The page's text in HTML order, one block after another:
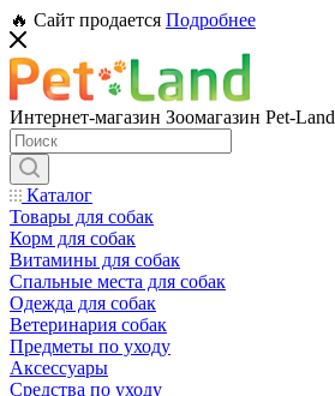
🔥 Сайт продается Подробнее
Интернет-магазин Зоомагазин Pet-Land
Каталог
Товары для собак
Корм для собак
Витамины для собак
Спальные места для собак
Одежда для собак
Ветеринария собак
Предметы по уходу
Аксессуары
Средства по уходу